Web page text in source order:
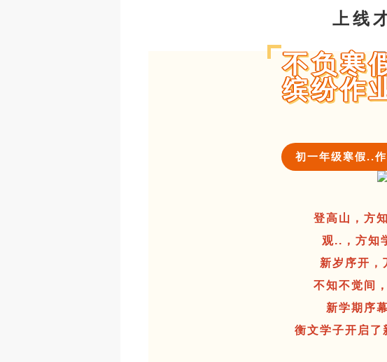
上线
不负寒
缤纷作
初一年级寒假..
登高山，方
观..，方知
新岁序开，
不知不觉间
新学期序
衡文学子开启了